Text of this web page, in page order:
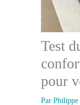
Test
pour
Par